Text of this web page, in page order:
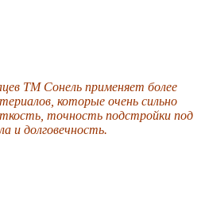
ТМ Сонель применяет более
которые очень сильно
точность подстройки под
и долговечность.